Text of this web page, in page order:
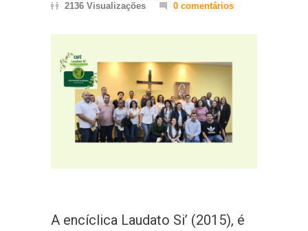
2136 Visualizações
0 comentários
A encíclica Laudato Si’ (2015), é